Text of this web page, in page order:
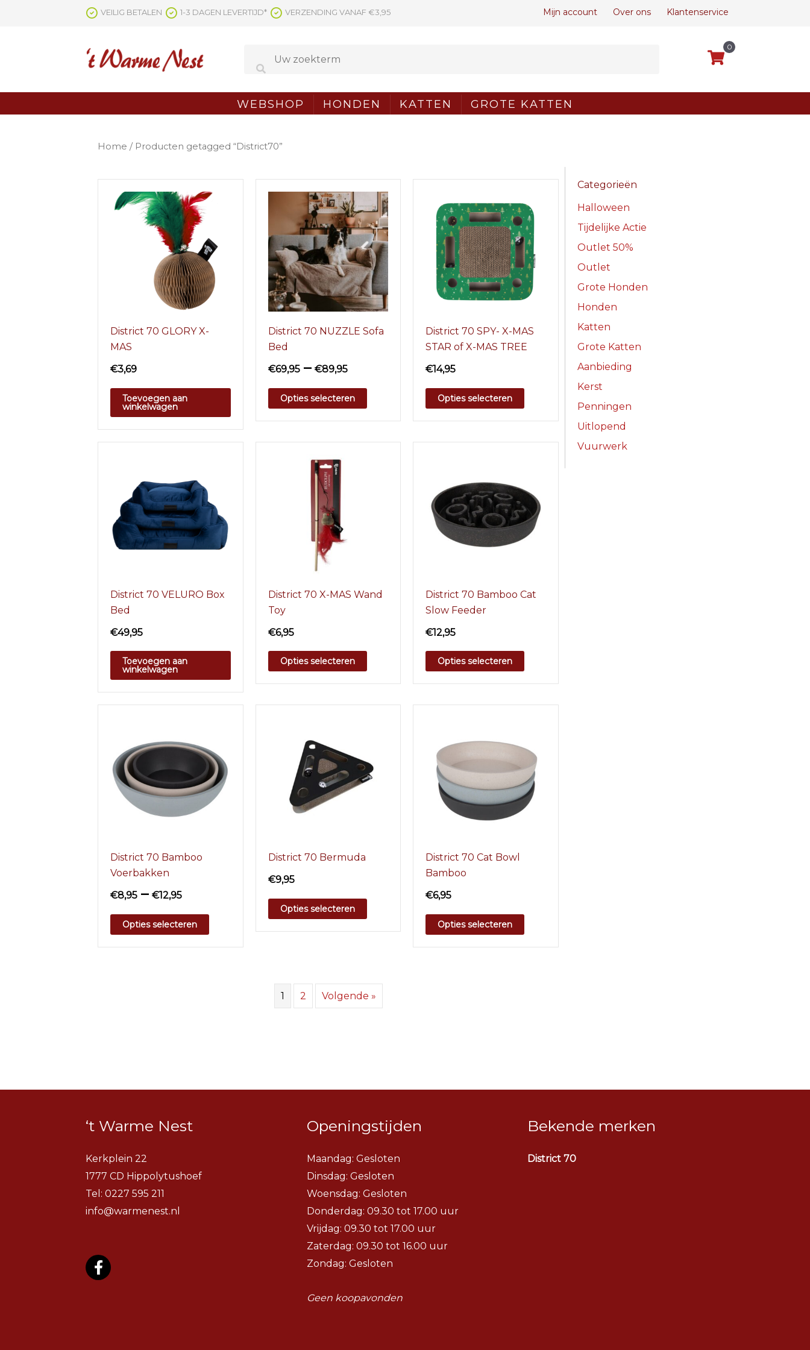
VEILIG BETALEN 1-3 DAGEN LEVERTIJD* VERZENDING VANAF €3,95 Mijn account Over ons Klantenservice
0
WEBSHOP HONDEN KATTEN GROTE KATTEN
Home / Producten getagged “District70”
District 70 GLORY X-
MAS
€3,69
Toevoegen aan
winkelwagen
District 70 NUZZLE Sofa
Bed
€69,95– €89,95
Opties selecteren
District 70 SPY- X-MAS
STAR of X-MAS TREE
€14,95
Opties selecteren
District 70 VELURO Box
Bed
€49,95
Toevoegen aan
winkelwagen
District 70 X-MAS Wand
Toy
€6,95
Opties selecteren
District 70 Bamboo Cat
Slow Feeder
€12,95
Opties selecteren
District 70 Bamboo
Voerbakken
€8,95 – €12,95
Opties selecteren
District 70 Bermuda
€9,95
Opties selecteren
District 70 Cat Bowl
Bamboo
€6,95
Opties selecteren
1 2 Volgende »
Categorieën
Halloween
Tijdelijke Actie
Outlet 50%
Outlet
Grote Honden
Honden
Katten
Grote Katten
Aanbieding
Kerst
Penningen
Uitlopend
Vuurwerk
‘t Warme Nest
Kerkplein 22
1777 CD Hippolytushoef
Tel: 0227 595 211
info@warmenest.nl
Openingstijden
Maandag: Gesloten
Dinsdag: Gesloten
Woensdag: Gesloten
Donderdag: 09.30 tot 17.00 uur
Vrijdag: 09.30 tot 17.00 uur
Zaterdag: 09.30 tot 16.00 uur
Zondag: Gesloten
Geen koopavonden
Bekende merken
District 70